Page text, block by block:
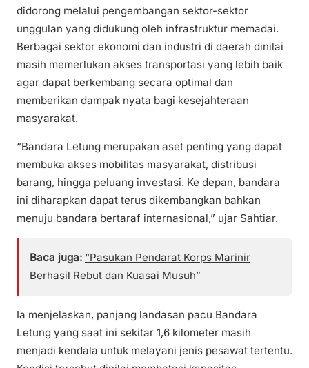
didorong melalui pengembangan sektor-sektor
unggulan yang didukung oleh infrastruktur memadai.
Berbagai sektor ekonomi dan industri di daerah dinilai
masih memerlukan akses transportasi yang lebih baik
agar dapat berkembang secara optimal dan
memberikan dampak nyata bagi kesejahteraan
masyarakat.
“Bandara Letung merupakan aset penting yang dapat
membuka akses mobilitas masyarakat, distribusi
barang, hingga peluang investasi. Ke depan, bandara
ini diharapkan dapat terus dikembangkan bahkan
menuju bandara bertaraf internasional,” ujar Sahtiar.
Baca juga: “Pasukan Pendarat Korps Marinir
Berhasil Rebut dan Kuasai Musuh”
Ia menjelaskan, panjang landasan pacu Bandara
Letung yang saat ini sekitar 1,6 kilometer masih
menjadi kendala untuk melayani jenis pesawat tertentu.